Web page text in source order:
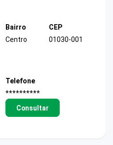
Bairro
Centro
CEP
01030-001
Telefone
**********
Consultar